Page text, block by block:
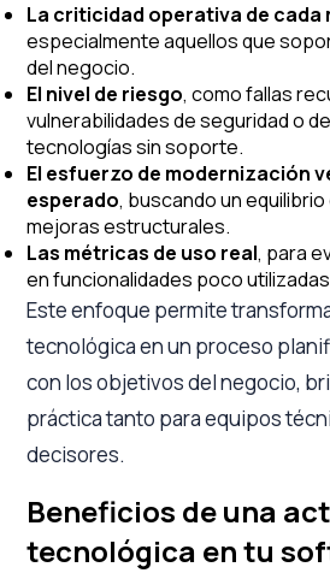
La criticidad operativa de cada
especialmente aquellos que
del negocio.
El nivel de riesgo, como fallas
vulnerabilidades de seguridad o
tecnologías sin soporte.
El esfuerzo de modernización
esperado, buscando un
mejoras estructurales.
Las métricas de uso real, para
en funcionalidades poco
Este enfoque permite
tecnológica en un proceso
con los objetivos del negocio,
práctica tanto para equipos
decisores.
Beneficios de una
tecnológica en tu